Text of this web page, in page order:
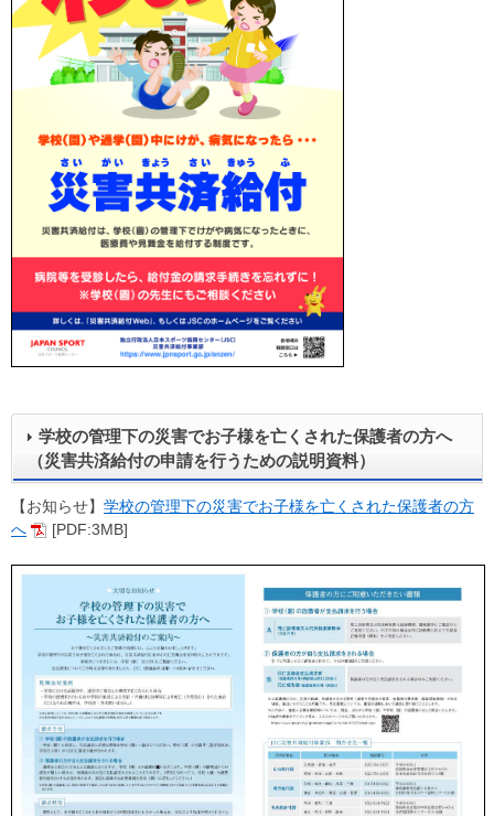
学校の管理下の災害でお子様を亡くされた保護者の方へ
（災害共済給付の申請を行うための説明資料）
【お知らせ】 学校の管理下の災害でお子様を亡くされた保護者の方
へ
[PDF:3MB]